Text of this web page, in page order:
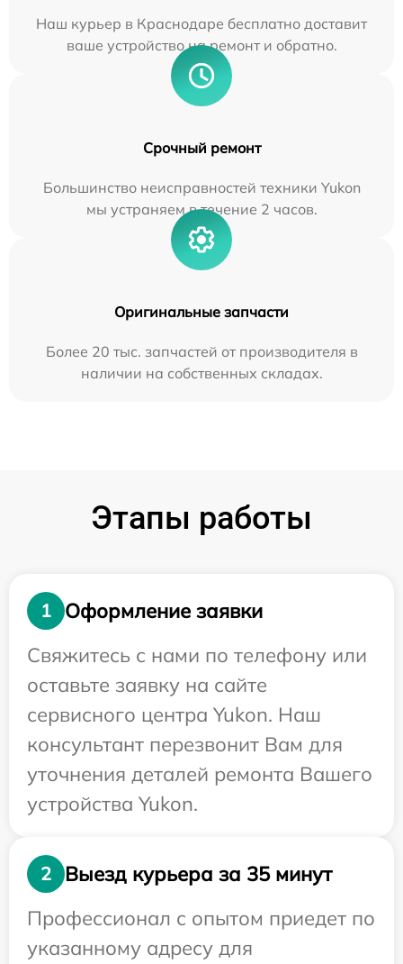
Наш курьер в Краснодаре бесплатно доставит
ваше устройство на ремонт и обратно.
Срочный ремонт
Большинство неисправностей техники Yukon
мы устраняем в течение 2 часов.
Оригинальные запчасти
Более 20 тыс. запчастей от производителя в
наличии на собственных складах.
Этапы работы
1
Оформление заявки
Свяжитесь с нами по телефону или
оставьте заявку на сайте
сервисного центра Yukon. Наш
консультант перезвонит Вам для
уточнения деталей ремонта Вашего
устройства Yukon.
2
Выезд курьера за 35 минут
Профессионал с опытом приедет по
указанному адресу для